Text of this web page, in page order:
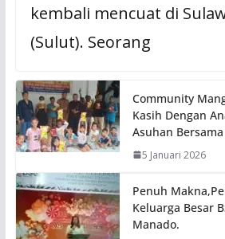
kembali mencuat di
(Sulut). Seorang
Community
Kasih Dengan
Asuhan
5 Januari 2026
Penuh
Keluarga Besar
Manado.